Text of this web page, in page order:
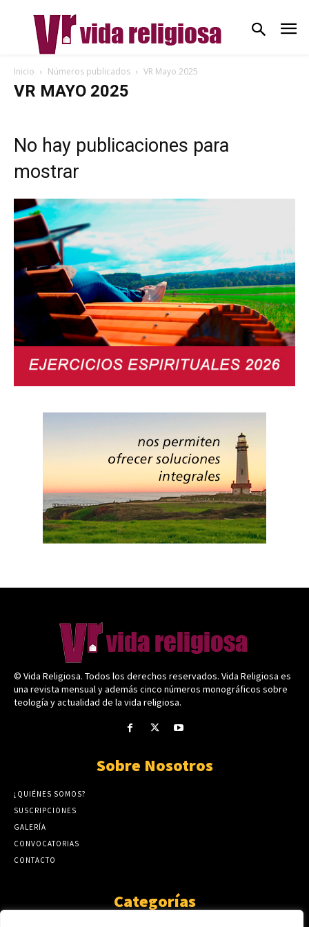
Inicio Números publicados VR Mayo 2025
VR MAYO 2025
No hay publicaciones para
mostrar
© Vida Religiosa. Todos los derechos reservados. Vida Religiosa es
una revista mensual y además cinco números monográficos sobre
teología y actualidad de la vida religiosa.
Sobre Nosotros
¿QUIÉNES SOMOS?
SUSCRIPCIONES
GALERÍA
CONVOCATORIAS
CONTACTO
Categorías